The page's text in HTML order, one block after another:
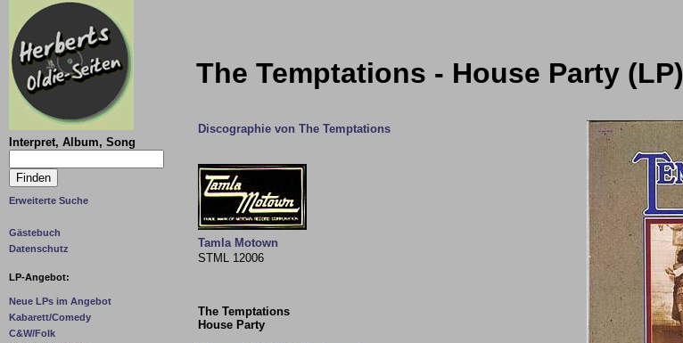
Interpret, Album, Song
Erweiterte Suche
Gästebuch
Datenschutz
LP-Angebot:
Neue LPs im Angebot
Kabarett/Comedy
C&W/Folk
The Temptations - House Party (LP)
Discographie von The Temptations
Tamla Motown
STML 12006
The Temptations
House Party